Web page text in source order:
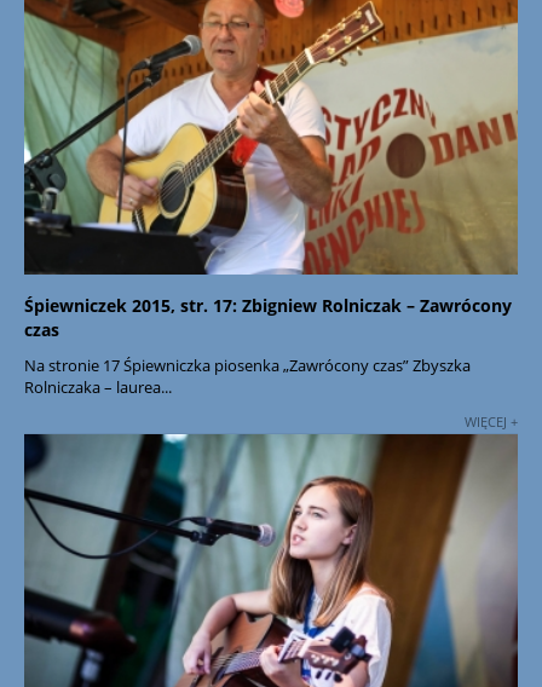
Śpiewniczek 2015, str. 17: Zbigniew Rolniczak – Zawrócony
czas
Na stronie 17 Śpiewniczka piosenka „Zawrócony czas” Zbyszka
Rolniczaka – laurea...
WIĘCEJ +